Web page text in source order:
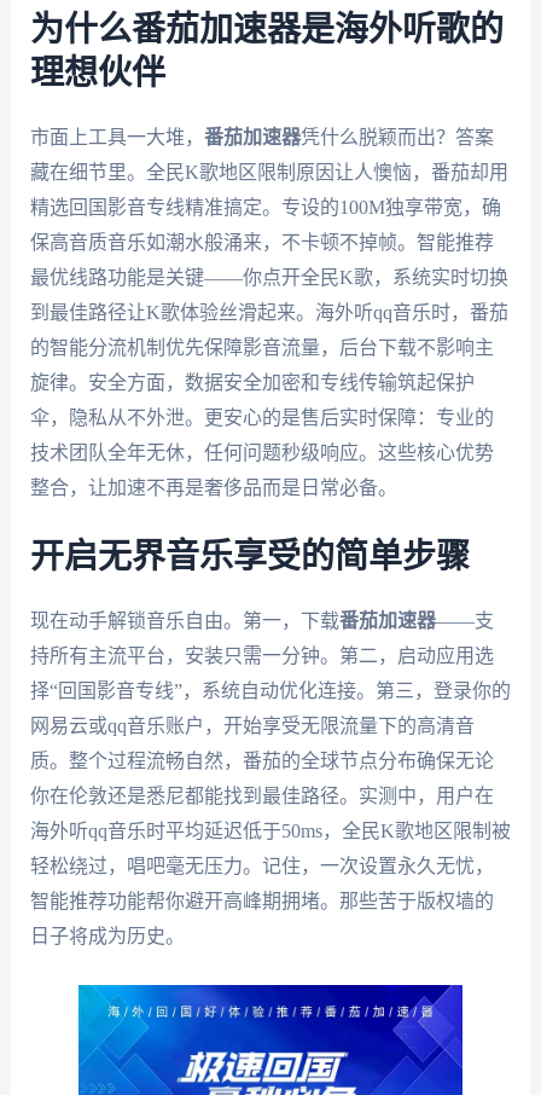
为什么番茄加速器是海外听歌的
理想伙伴
市面上工具一大堆， 番茄加速器凭什么脱颖而出？答案
藏在细节里。全民K歌地区限制原因让人懊恼，番茄却用
精选回国影音专线精准搞定。专设的100M独享带宽，确
保高音质音乐如潮水般涌来，不卡顿不掉帧。智能推荐
最优线路功能是关键——你点开全民K歌，系统实时切换
到最佳路径让K歌体验丝滑起来。海外听qq音乐时，番茄
的智能分流机制优先保障影音流量，后台下载不影响主
旋律。安全方面，数据安全加密和专线传输筑起保护
伞，隐私从不外泄。更安心的是售后实时保障：专业的
技术团队全年无休，任何问题秒级响应。这些核心优势
整合，让加速不再是奢侈品而是日常必备。
开启无界音乐享受的简单步骤
现在动手解锁音乐自由。第一，下载番茄加速器——支
持所有主流平台，安装只需一分钟。第二，启动应用选
择“回国影音专线”，系统自动优化连接。第三，登录你的
网易云或qq音乐账户，开始享受无限流量下的高清音
质。整个过程流畅自然，番茄的全球节点分布确保无论
你在伦敦还是悉尼都能找到最佳路径。实测中，用户在
海外听qq音乐时平均延迟低于50ms，全民K歌地区限制被
轻松绕过，唱吧毫无压力。记住，一次设置永久无忧，
智能推荐功能帮你避开高峰期拥堵。那些苦于版权墙的
日子将成为历史。